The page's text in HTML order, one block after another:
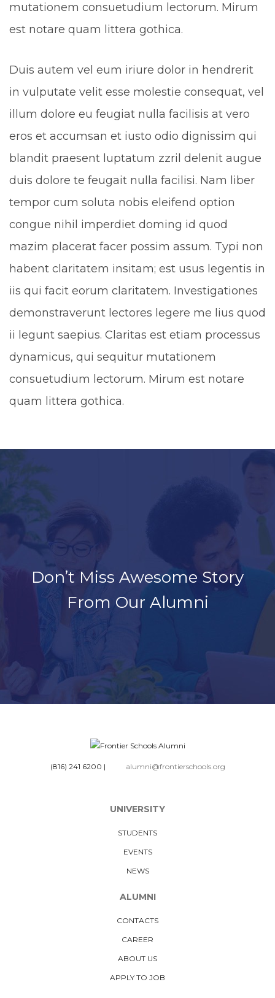
mutationem consuetudium lectorum. Mirum
est notare quam littera gothica.
Duis autem vel eum iriure dolor in hendrerit
in vulputate velit esse molestie consequat, vel
illum dolore eu feugiat nulla facilisis at vero
eros et accumsan et iusto odio dignissim qui
blandit praesent luptatum zzril delenit augue
duis dolore te feugait nulla facilisi. Nam liber
tempor cum soluta nobis eleifend option
congue nihil imperdiet doming id quod
mazim placerat facer possim assum. Typi non
habent claritatem insitam; est usus legentis in
iis qui facit eorum claritatem. Investigationes
demonstraverunt lectores legere me lius quod
ii legunt saepius. Claritas est etiam processus
dynamicus, qui sequitur mutationem
consuetudium lectorum. Mirum est notare
quam littera gothica.
Don’t Miss Awesome Story
From Our Alumni
(816) 241 6200 | alumni@frontierschools.org
UNIVERSITY
STUDENTS
EVENTS
NEWS
ALUMNI
CONTACTS
CAREER
ABOUT US
APPLY TO JOB